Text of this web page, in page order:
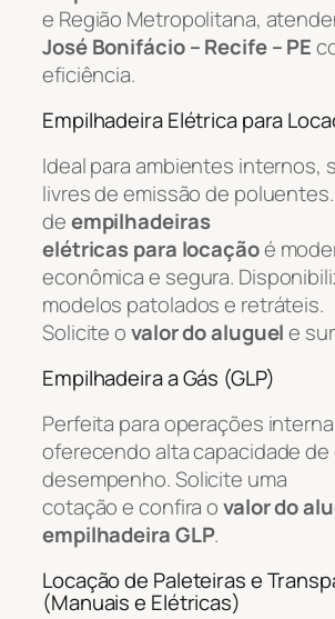
e Região Metropolitana,
José Bonifácio – Recife – PE
eficiência.
Empilhadeira Elétrica para
Ideal para ambientes internos,
livres de emissão de
deempilhadeiras
elétricas para locaçãoé
econômica e segura.
modelos patolados e retráteis.
Solicite ovalor do aluguele
Empilhadeira a Gás (GLP)
Perfeita para operações
oferecendo alta capacidade de
desempenho. Solicite uma
cotação e confira ovalor do
empilhadeira GLP.
Locação de Paleteiras e
(Manuais e Elétricas)